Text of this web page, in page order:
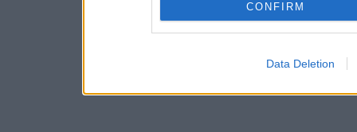
CONFIRM
Data Deletion